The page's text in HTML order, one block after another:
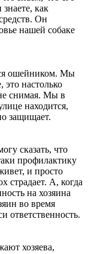
как
Он
нашей собаке
ошейником. Мы
это настолько
снимая. Мы в
находится,
защищает.
сказать, что
профилактику
и просто
страдает. А, когда
на хозяина
во время
ответственность.
хозяева,